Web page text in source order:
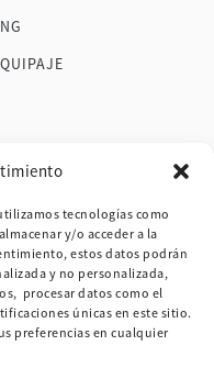
tecnologías como
y/o acceder a la
estos datos podrán
y no personalizada,
procesar datos como el
únicas en este sitio.
preferencias en cualquier